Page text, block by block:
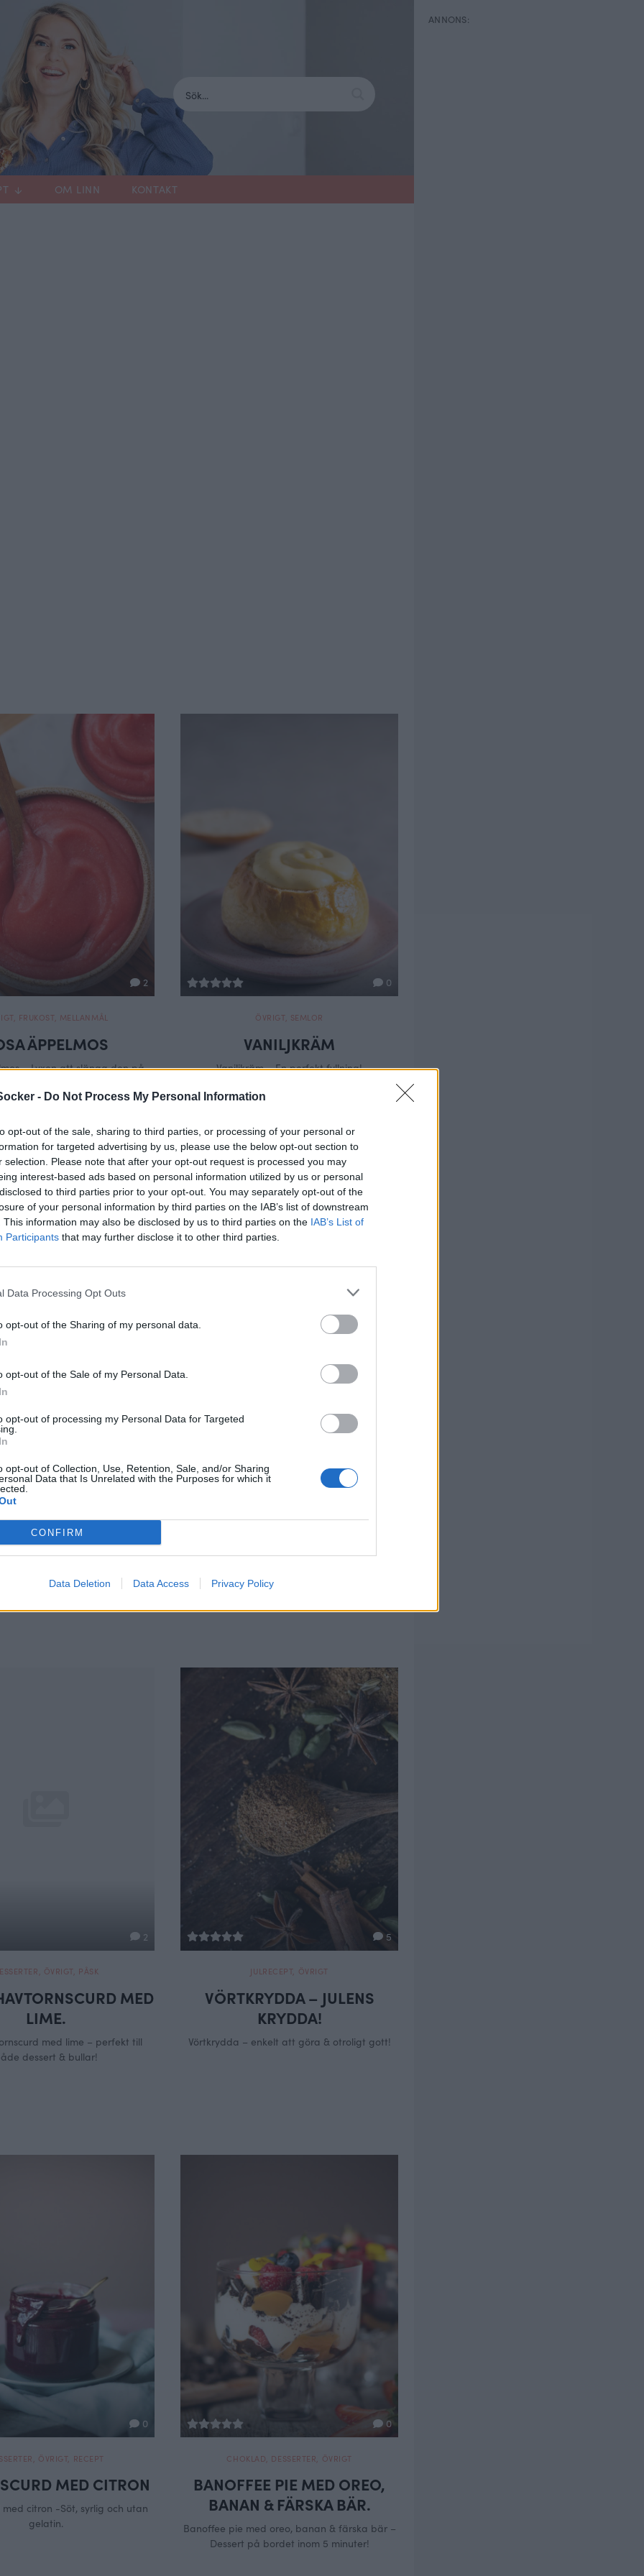
- Do Not Process My Personal Information
opt-out of the sale, sharing to third parties, or processing of your personal or
for targeted advertising by us, please use the below opt-out section to
selection. Please note that after your opt-out request is processed you may
interest-based ads based on personal information utilized by us or personal
to third parties prior to your opt-out. You may separately opt-out of the
of your personal information by third parties on the IAB’s list of downstream
This information may also be disclosed by us to third parties on the IAB’s List of
Participants that may further disclose it to other third parties.
Data Processing Opt Outs
opt-out of the Sharing of my personal data.
opt-out of the Sale of my Personal Data.
opt-out of processing my Personal Data for Targeted
opt-out of Collection, Use, Retention, Sale, and/or Sharing
Data that Is Unrelated with the Purposes for which it
CONFIRM
Data Deletion Data Access Privacy Policy
OM LINN KONTAKT
2
, FRUKOST, MELLANMÅL
ÄPPELMOS
– Lyxen att slänga den på
0
ÖVRIGT, SEMLOR
VANILJKRÄM
Vaniljkräm – En perfekt fyllning!
,ÖVRIGT, PÅSK
MED LIME
med lime – perfekt till ja.. ALLT!
Matresa till ”Brukets Godaste” – Pizzakväll
2
, ÖVRIGT, PÅSK
MED
LIME.
med lime – perfekt till
dessert & bullar!
5
JULRECEPT, ÖVRIGT
VÖRTKRYDDA – JULENS
KRYDDA!
Vörtkrydda – enkelt att göra & otroligt gott!
0
ÖVRIGT, RECEPT
MED CITRON
citron -Söt, syrlig och utan
gelatin.
0
CHOKLAD DESSERTER ÖVRIGT
BANOFFEE PIE MED OREO,
BANAN & FÄRSKA BÄR.
Banoffee pie med oreo, banan & färska bär –
Dessert på bordet inom 5 minuter!